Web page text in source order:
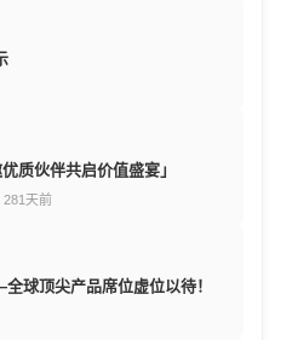
质伙伴共启价值盛宴」
281天前
球顶尖产品席位虚位以待！